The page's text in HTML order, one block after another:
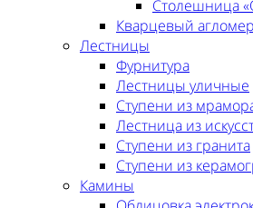
Столешница
Кварцевый
Лестницы
Фурнитура
Лестницы уличные
Ступени из
Лестница из
Ступени из гранита
Ступени из
Камины